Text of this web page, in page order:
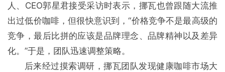
人、CEO郭星君接受采访时表示，挪瓦也曾跟随大流推
出过低价咖啡，但很快意识到，“价格竞争不是最高级的
竞争，最后比拼的应该是品牌理念、品牌精神以及差异
化。”于是，团队迅速调整策略。
后来经过摸索调研，挪瓦团队发现健康咖啡市场大